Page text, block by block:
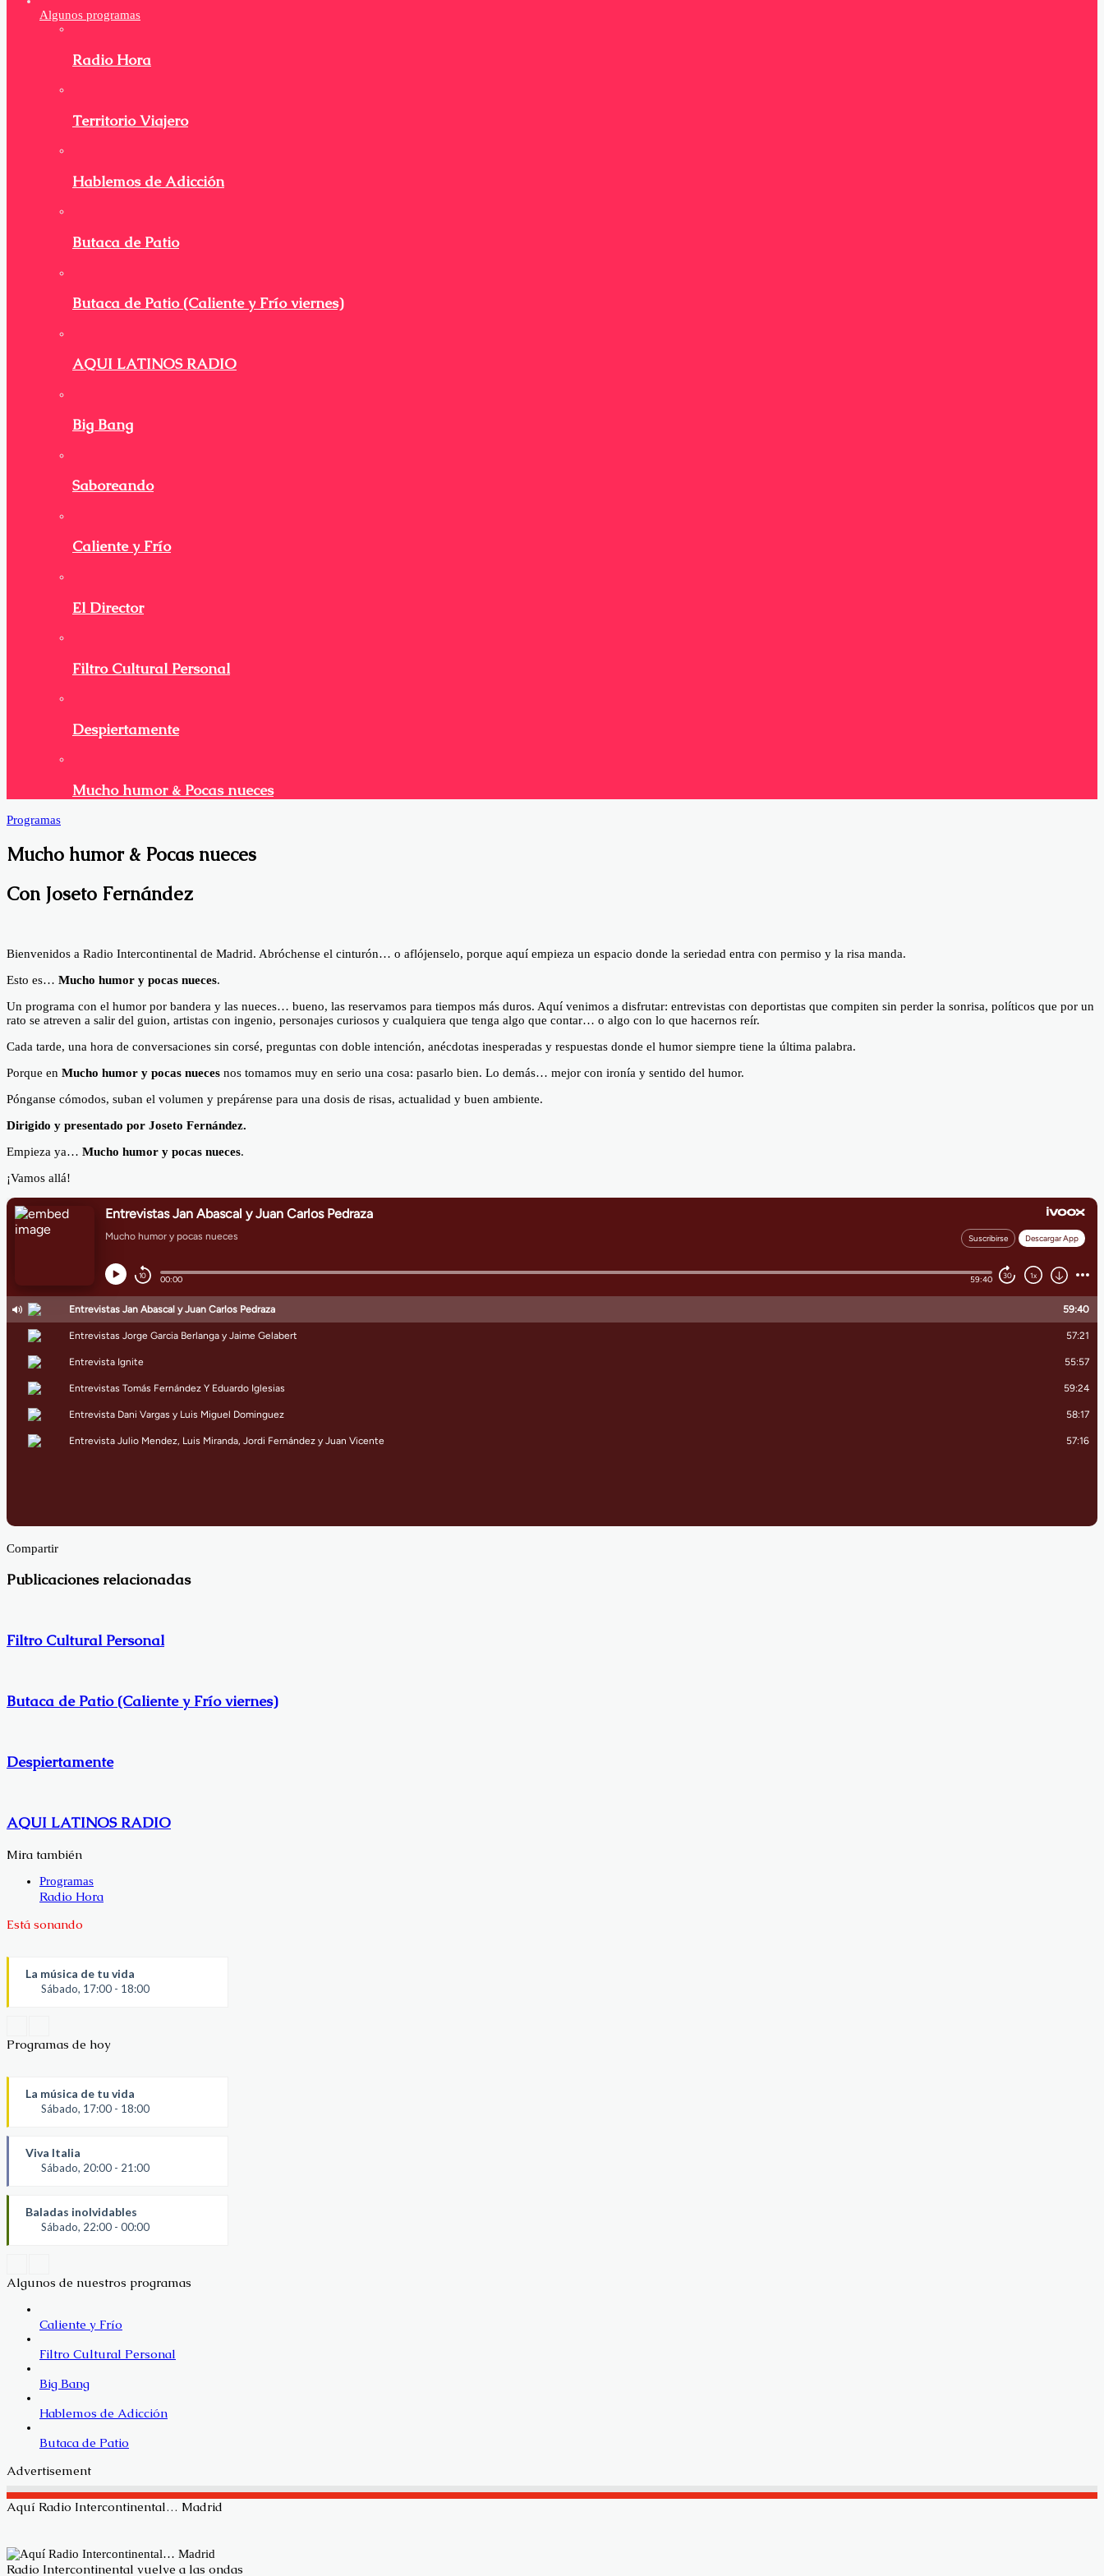
Algunos programas
Radio Hora
Territorio Viajero
Hablemos de Adicción
Butaca de Patio
Butaca de Patio (Caliente y Frío viernes)
AQUI LATINOS RADIO
Big Bang
Saboreando
Caliente y Frío
El Director
Filtro Cultural Personal
Despiertamente
Mucho humor & Pocas nueces
Programas
Mucho humor & Pocas nueces
Con Joseto Fernández
Bienvenidos a Radio Intercontinental de Madrid. Abróchense el cinturón… o aflójenselo, porque aquí empieza un espacio donde la seriedad entra con permiso y la risa manda.
Esto es… Mucho humor y pocas nueces.
Un programa con el humor por bandera y las nueces… bueno, las reservamos para tiempos más duros. Aquí venimos a disfrutar: entrevistas con deportistas que compiten sin perder la sonrisa, políticos que por un
rato se atreven a salir del guion, artistas con ingenio, personajes curiosos y cualquiera que tenga algo que contar… o algo con lo que hacernos reír.
Cada tarde, una hora de conversaciones sin corsé, preguntas con doble intención, anécdotas inesperadas y respuestas donde el humor siempre tiene la última palabra.
Porque en Mucho humor y pocas nueces nos tomamos muy en serio una cosa: pasarlo bien. Lo demás… mejor con ironía y sentido del humor.
Pónganse cómodos, suban el volumen y prepárense para una dosis de risas, actualidad y buen ambiente.
Dirigido y presentado por Joseto Fernández.
Empieza ya… Mucho humor y pocas nueces.
¡Vamos allá!
Facebook
X
Compartir
Publicaciones relacionadas
Filtro Cultural Personal
Butaca de Patio (Caliente y Frío viernes)
Despiertamente
AQUI LATINOS RADIO
Mira también
Programas
Radio Hora
Está sonando
La música de tu vida
Sábado, 17:00 - 18:00
Programas de hoy
La música de tu vida
Sábado, 17:00 - 18:00
Viva Italia
Sábado, 20:00 - 21:00
Baladas inolvidables
Sábado, 22:00 - 00:00
Algunos de nuestros programas
Caliente y Frío
Filtro Cultural Personal
Big Bang
Hablemos de Adicción
Butaca de Patio
Advertisement
Aquí Radio Intercontinental… Madrid
Radio Intercontinental vuelve a las ondas